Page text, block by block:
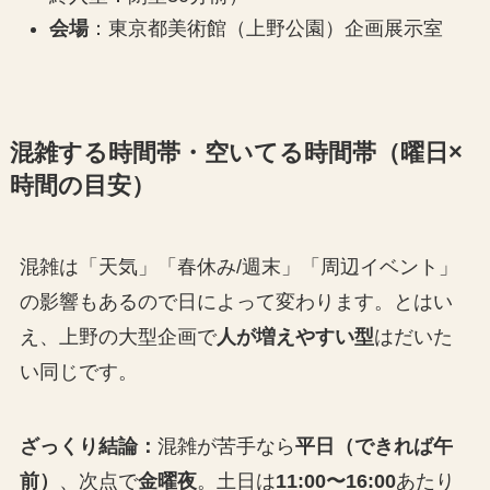
会場：東京都美術館（上野公園）企画展示室
混雑する時間帯・空いてる時間帯（曜日×
時間の目安）
混雑は「天気」「春休み/週末」「周辺イベント」
の影響もあるので日によって変わります。とはい
え、上野の大型企画で人が増えやすい型はだいた
い同じです。
ざっくり結論： 混雑が苦手なら平日（できれば午
前）
、次点で金曜夜。土日は11:00〜16:00あたり